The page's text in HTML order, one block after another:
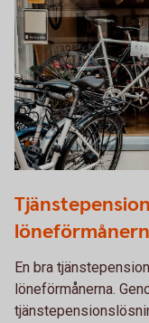
En bra
löneförmånerna.